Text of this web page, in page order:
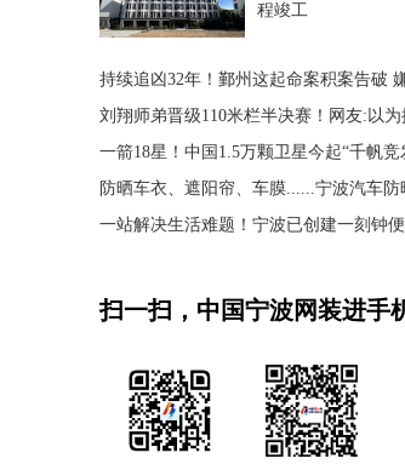
程竣工
持续追凶32年！鄞州这起命案积案告破
刘翔师弟晋级110米栏半决赛！网友:以为
一箭18星！中国1.5万颗卫星今起“千帆竞
防晒车衣、遮阳帘、车膜......宁波汽车防
一站解决生活难题！宁波已创建一刻钟
扫一扫，中国宁波网装进手